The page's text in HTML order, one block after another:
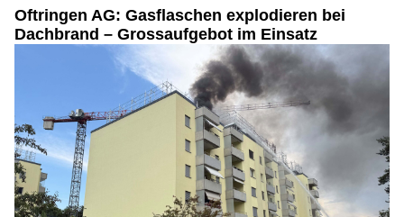
Oftringen AG: Gasflaschen explodieren bei
Dachbrand – Grossaufgebot im Einsatz